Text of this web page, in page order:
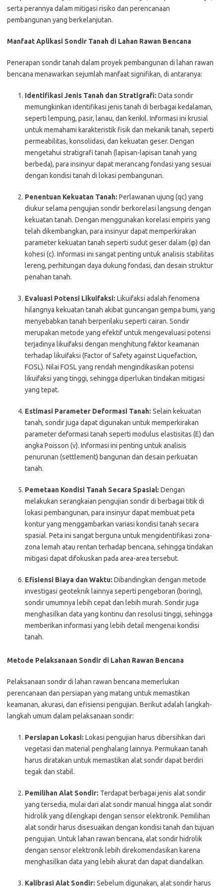
serta perannya dalam mitigasi risiko dan perencanaan
pembangunan yang berkelanjutan.
Manfaat Aplikasi Sondir Tanah di Lahan Rawan Bencana
Penerapan sondir tanah dalam proyek pembangunan di lahan rawan
bencana menawarkan sejumlah manfaat signifikan, di antaranya:
Identifikasi Jenis Tanah dan Stratigrafi: Data sondir
memungkinkan identifikasi jenis tanah di berbagai kedalaman,
seperti lempung, pasir, lanau, dan kerikil. Informasi ini krusial
untuk memahami karakteristik fisik dan mekanik tanah, seperti
permeabilitas, konsolidasi, dan kekuatan geser. Dengan
mengetahui stratigrafi tanah (lapisan-lapisan tanah yang
berbeda), para insinyur dapat merancang fondasi yang sesuai
dengan kondisi tanah di lokasi pembangunan.
Penentuan Kekuatan Tanah: Perlawanan ujung (qc) yang
diukur selama pengujian sondir berkorelasi langsung dengan
kekuatan tanah. Dengan menggunakan korelasi empiris yang
telah dikembangkan, para insinyur dapat memperkirakan
parameter kekuatan tanah seperti sudut geser dalam (φ) dan
kohesi (c). Informasi ini sangat penting untuk analisis stabilitas
lereng, perhitungan daya dukung fondasi, dan desain struktur
penahan tanah.
Evaluasi Potensi Likuifaksi: Likuifaksi adalah fenomena
hilangnya kekuatan tanah akibat guncangan gempa bumi, yang
menyebabkan tanah berperilaku seperti cairan. Sondir
merupakan metode yang efektif untuk mengevaluasi potensi
terjadinya likuifaksi dengan menghitung faktor keamanan
terhadap likuifaksi (Factor of Safety against Liquefaction,
FOSL). Nilai FOSL yang rendah mengindikasikan potensi
likuifaksi yang tinggi, sehingga diperlukan tindakan mitigasi
yang tepat.
Estimasi Parameter Deformasi Tanah: Selain kekuatan
tanah, sondir juga dapat digunakan untuk memperkirakan
parameter deformasi tanah seperti modulus elastisitas (E) dan
angka Poisson (ν). Informasi ini penting untuk analisis
penurunan (settlement) bangunan dan desain perkuatan
tanah.
Pemetaan Kondisi Tanah Secara Spasial: Dengan
melakukan serangkaian pengujian sondir di berbagai titik di
lokasi pembangunan, para insinyur dapat membuat peta
kontur yang menggambarkan variasi kondisi tanah secara
spasial. Peta ini sangat berguna untuk mengidentifikasi zona-
zona lemah atau rentan terhadap bencana, sehingga tindakan
mitigasi dapat difokuskan pada area-area tersebut.
Efisiensi Biaya dan Waktu: Dibandingkan dengan metode
investigasi geoteknik lainnya seperti pengeboran (boring),
sondir umumnya lebih cepat dan lebih murah. Sondir juga
menghasilkan data yang kontinu dan resolusi tinggi, sehingga
memberikan informasi yang lebih detail mengenai kondisi
tanah.
Metode Pelaksanaan Sondir di Lahan Rawan Bencana
Pelaksanaan sondir di lahan rawan bencana memerlukan
perencanaan dan persiapan yang matang untuk memastikan
keamanan, akurasi, dan efisiensi pengujian. Berikut adalah langkah-
langkah umum dalam pelaksanaan sondir:
Persiapan Lokasi: Lokasi pengujian harus dibersihkan dari
vegetasi dan material penghalang lainnya. Permukaan tanah
harus diratakan untuk memastikan alat sondir dapat berdiri
tegak dan stabil.
Pemilihan Alat Sondir: Terdapat berbagai jenis alat sondir
yang tersedia, mulai dari alat sondir manual hingga alat sondir
hidrolik yang dilengkapi dengan sensor elektronik. Pemilihan
alat sondir harus disesuaikan dengan kondisi tanah dan tujuan
pengujian. Untuk lahan rawan bencana, alat sondir hidrolik
dengan sensor elektronik lebih direkomendasikan karena
menghasilkan data yang lebih akurat dan dapat diandalkan.
Kalibrasi Alat Sondir: Sebelum digunakan, alat sondir harus